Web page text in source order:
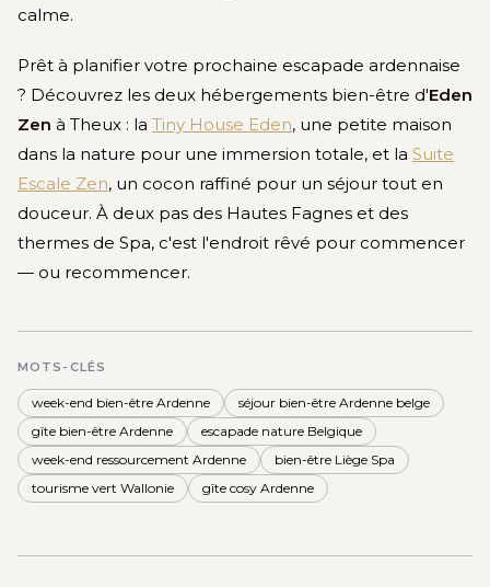
calme.
Prêt à planifier votre prochaine escapade ardennaise
? Découvrez les deux hébergements bien-être d'Eden
Zen à Theux : la Tiny House Eden, une petite maison
dans la nature pour une immersion totale, et la Suite
Escale Zen, un cocon raffiné pour un séjour tout en
douceur. À deux pas des Hautes Fagnes et des
thermes de Spa, c'est l'endroit rêvé pour commencer
— ou recommencer.
MOTS-CLÉS
week-end bien-être Ardenne
séjour bien-être Ardenne belge
gîte bien-être Ardenne
escapade nature Belgique
week-end ressourcement Ardenne
bien-être Liège Spa
tourisme vert Wallonie
gîte cosy Ardenne